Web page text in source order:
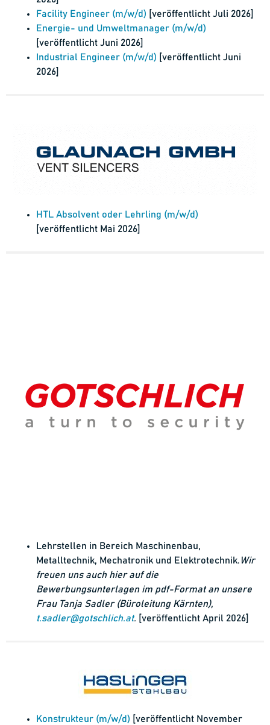
Facility Engineer (m/w/d) [veröffentlicht Juli 2026]
Energie- und Umweltmanager (m/w/d)
[veröffentlicht Juni 2026]
Industrial Engineer (m/w/d) [veröffentlicht Juni
2026]
HTL Absolvent oder Lehrling (m/w/d)
[veröffentlicht Mai 2026]
Lehrstellen in Bereich Maschinenbau,
Metalltechnik, Mechatronik und Elektrotechnik. Wir
freuen uns auch hier auf die
Bewerbungsunterlagen im pdf-Format an unsere
Frau Tanja Sadler (Büroleitung Kärnten),
t.sadler@gotschlich.at. [veröffentlicht April 2026]
Konstrukteur (m/w/d) [veröffentlicht November